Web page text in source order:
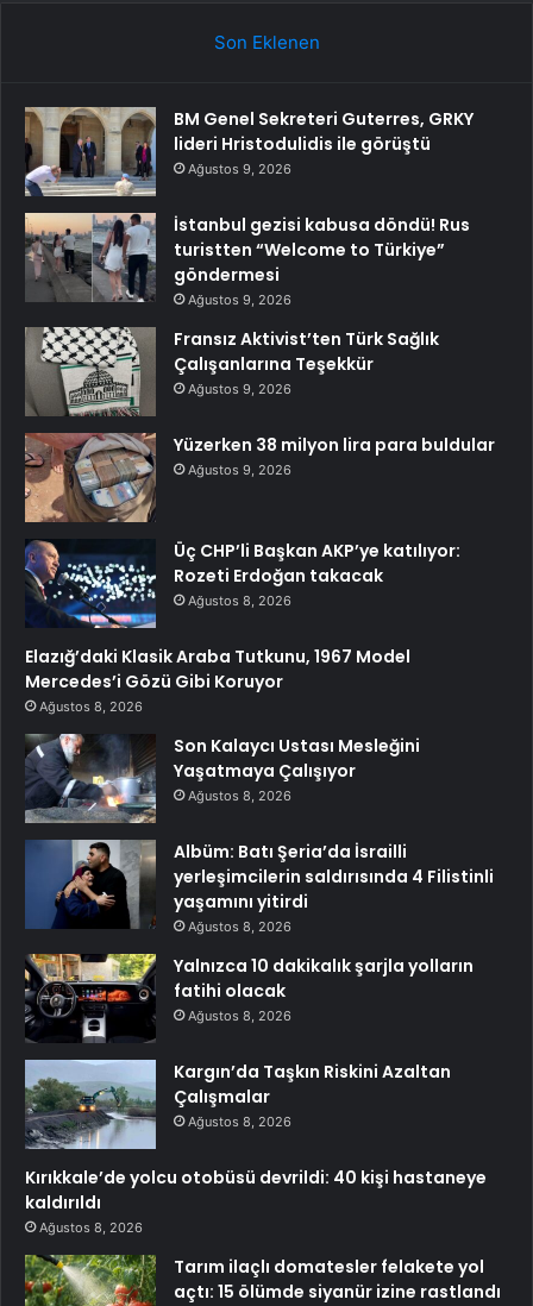
Son Eklenen
BM Genel Sekreteri Guterres, GRKY
lideri Hristodulidis ile görüştü
Ağustos 9, 2026
İstanbul gezisi kabusa döndü! Rus
turistten “Welcome to Türkiye”
göndermesi
Ağustos 9, 2026
Fransız Aktivist’ten Türk Sağlık
Çalışanlarına Teşekkür
Ağustos 9, 2026
Yüzerken 38 milyon lira para buldular
Ağustos 9, 2026
Üç CHP’li Başkan AKP’ye katılıyor:
Rozeti Erdoğan takacak
Ağustos 8, 2026
Elazığ’daki Klasik Araba Tutkunu, 1967 Model
Mercedes’i Gözü Gibi Koruyor
Ağustos 8, 2026
Son Kalaycı Ustası Mesleğini
Yaşatmaya Çalışıyor
Ağustos 8, 2026
Albüm: Batı Şeria’da İsrailli
yerleşimcilerin saldırısında 4 Filistinli
yaşamını yitirdi
Ağustos 8, 2026
Yalnızca 10 dakikalık şarjla yolların
fatihi olacak
Ağustos 8, 2026
Kargın’da Taşkın Riskini Azaltan
Çalışmalar
Ağustos 8, 2026
Kırıkkale’de yolcu otobüsü devrildi: 40 kişi hastaneye
kaldırıldı
Ağustos 8, 2026
Tarım ilaçlı domatesler felakete yol
açtı: 15 ölümde siyanür izine rastlandı